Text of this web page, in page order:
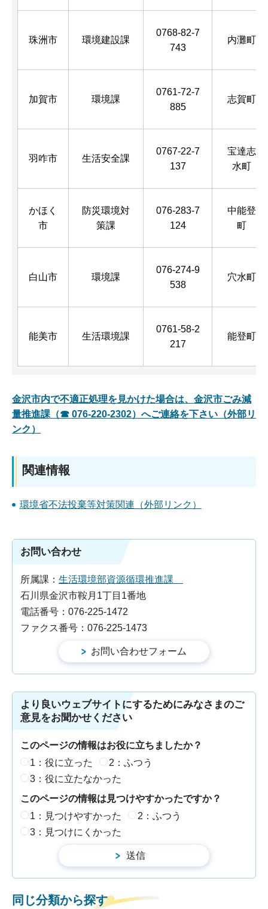
珠洲市 環境建設課
0768-82-7
743
内灘町
加賀市 環境課
0761-72-7
885
志賀町
羽咋市 生活安全課
0767-22-7
137
宝達志
水町
かほく
市
防災環境対
策課
076-283-7
124
中能登
町
白山市 環境課
076-274-9
538
穴水町
能美市 生活環境課
0761-58-2
217
能登町
金沢市内で不適正処理を見かけた場合は、金沢市ごみ減
量推進課（☎ 076-220-2302）へご連絡を下さい（外部リ
ンク）
関連情報
環境省不法投棄等対策関連（外部リンク）
お問い合わせ
所属課： 生活環境部資源循環推進課
石川県金沢市鞍月1丁目1番地
電話番号：076-225-1472
ファクス番号：076-225-1473
より良いウェブサイトにするためにみなさまのご
意見をお聞かせください
このページの情報はお役に立ちましたか？
1：役に立った
2：ふつう
3：役に立たなかった
このページの情報は見つけやすかったですか？
1：見つけやすかった
2：ふつう
3：見つけにくかった
同じ分類から探す